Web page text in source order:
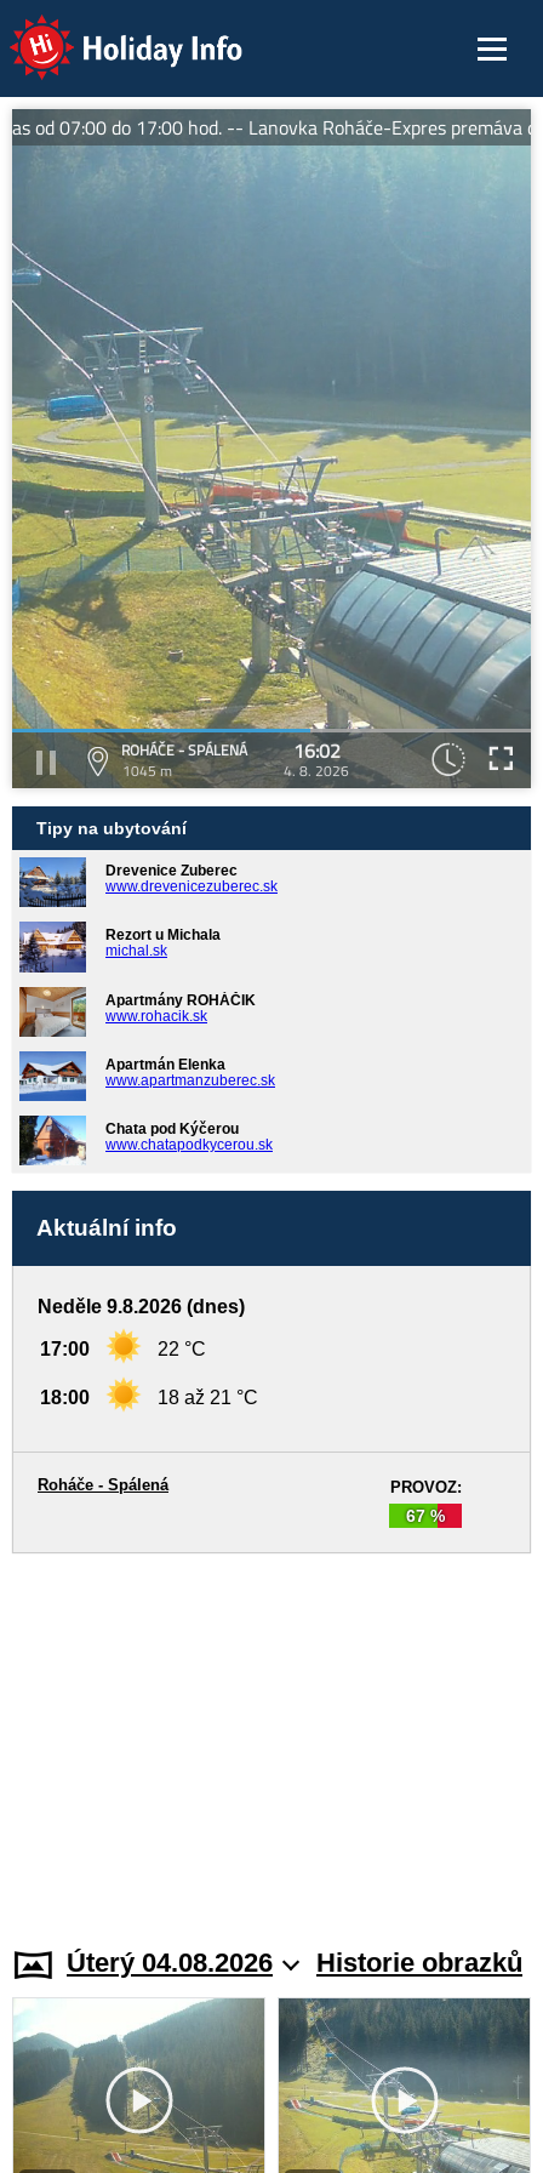
Holiday Info
od 07:00 do 17:00 hod. -- Lanovka Roháče-Expres premáva
ROHÁČE - SPÁLENÁ
1045 m
16:02
4. 8. 2026
Tipy na ubytování
Drevenice Zuberec
www.drevenicezuberec.sk
Rezort u Michala
michal.sk
Apartmány ROHÁČIK
www.rohacik.sk
Apartmán Elenka
www.apartmanzuberec.sk
Chata pod Kýčerou
www.chatapodkycerou.sk
Aktuální info
Neděle 9.8.2026 (dnes)
17:00 22 °C
18:00 18 až 21 °C
PROVOZ:
67 %
Roháče - Spálená
Úterý 04.08.2026 Historie obrazků